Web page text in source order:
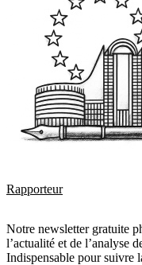
Rapporteur
Notre newsletter gratuite
l’actualité et de l’analyse
Indispensable pour suivre